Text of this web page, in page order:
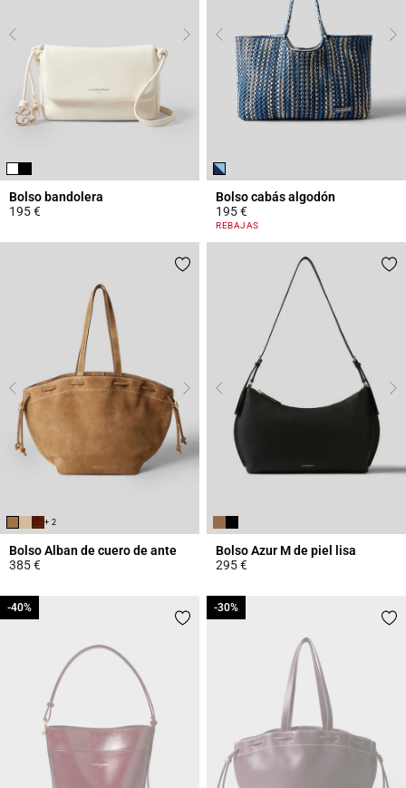
Bolso bandolera
195 €
Bolso cabás algodón
195 €
5 out of 5 Customer Rating
REBAJAS
+ 2
Bolso Alban de cuero de ante
385 €
Bolso Azur M de piel lisa
295 €
-40%
-40% -30%
-30%